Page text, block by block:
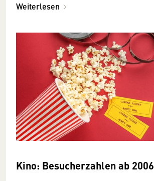
Weiterlesen
Kino: Besucherzahlen ab 2006